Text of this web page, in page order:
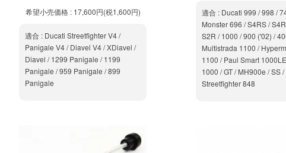
希望小売価格 : 17,600円(税1,600円)
適合 : Ducati Streetfighter V4 /
Panigale V4 / Diavel V4 / XDiavel /
Diavel / 1299 Panigale / 1199
Panigale / 959 Panigale / 899
Panigale
適合 : Ducati 999 / 998 /
Monster 696 / S4RS /
S2R / 1000 / 900 ('02) /
Multistrada 1100 /
1100 / Paul Smart
1000 / GT / MH900e / SS /
Streetfighter 848